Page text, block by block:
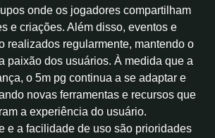
onde os jogadores compartilham
e criações. Além disso, eventos e
realizados regularmente, mantendo o
paixão dos usuários. À medida que a
o 5m pg continua a se adaptar e
novas ferramentas e recursos que
a experiência do usuário.
e a facilidade de uso são prioridades